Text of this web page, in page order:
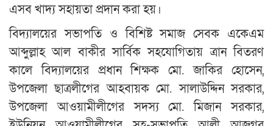
এসব খাদ্য সহায়তা প্রদান করা হয়।
বিদ্যালয়ের সভাপতি ও বিশিষ্ট সমাজ সেবক একেএম
আব্দুল্লাহ আল বাকীর সার্বিক সহযোগিতায় ত্রান বিতরণ
কালে বিদ্যালয়ের প্রধান শিক্ষক মো. জাকির হোসেন,
উপজেলা ছাত্রলীগের আহবায়ক মো. সালাউদ্দিন সরকার,
উপজেলা আওয়ামীলীগের সদস্য মো. মিজান সরকার,